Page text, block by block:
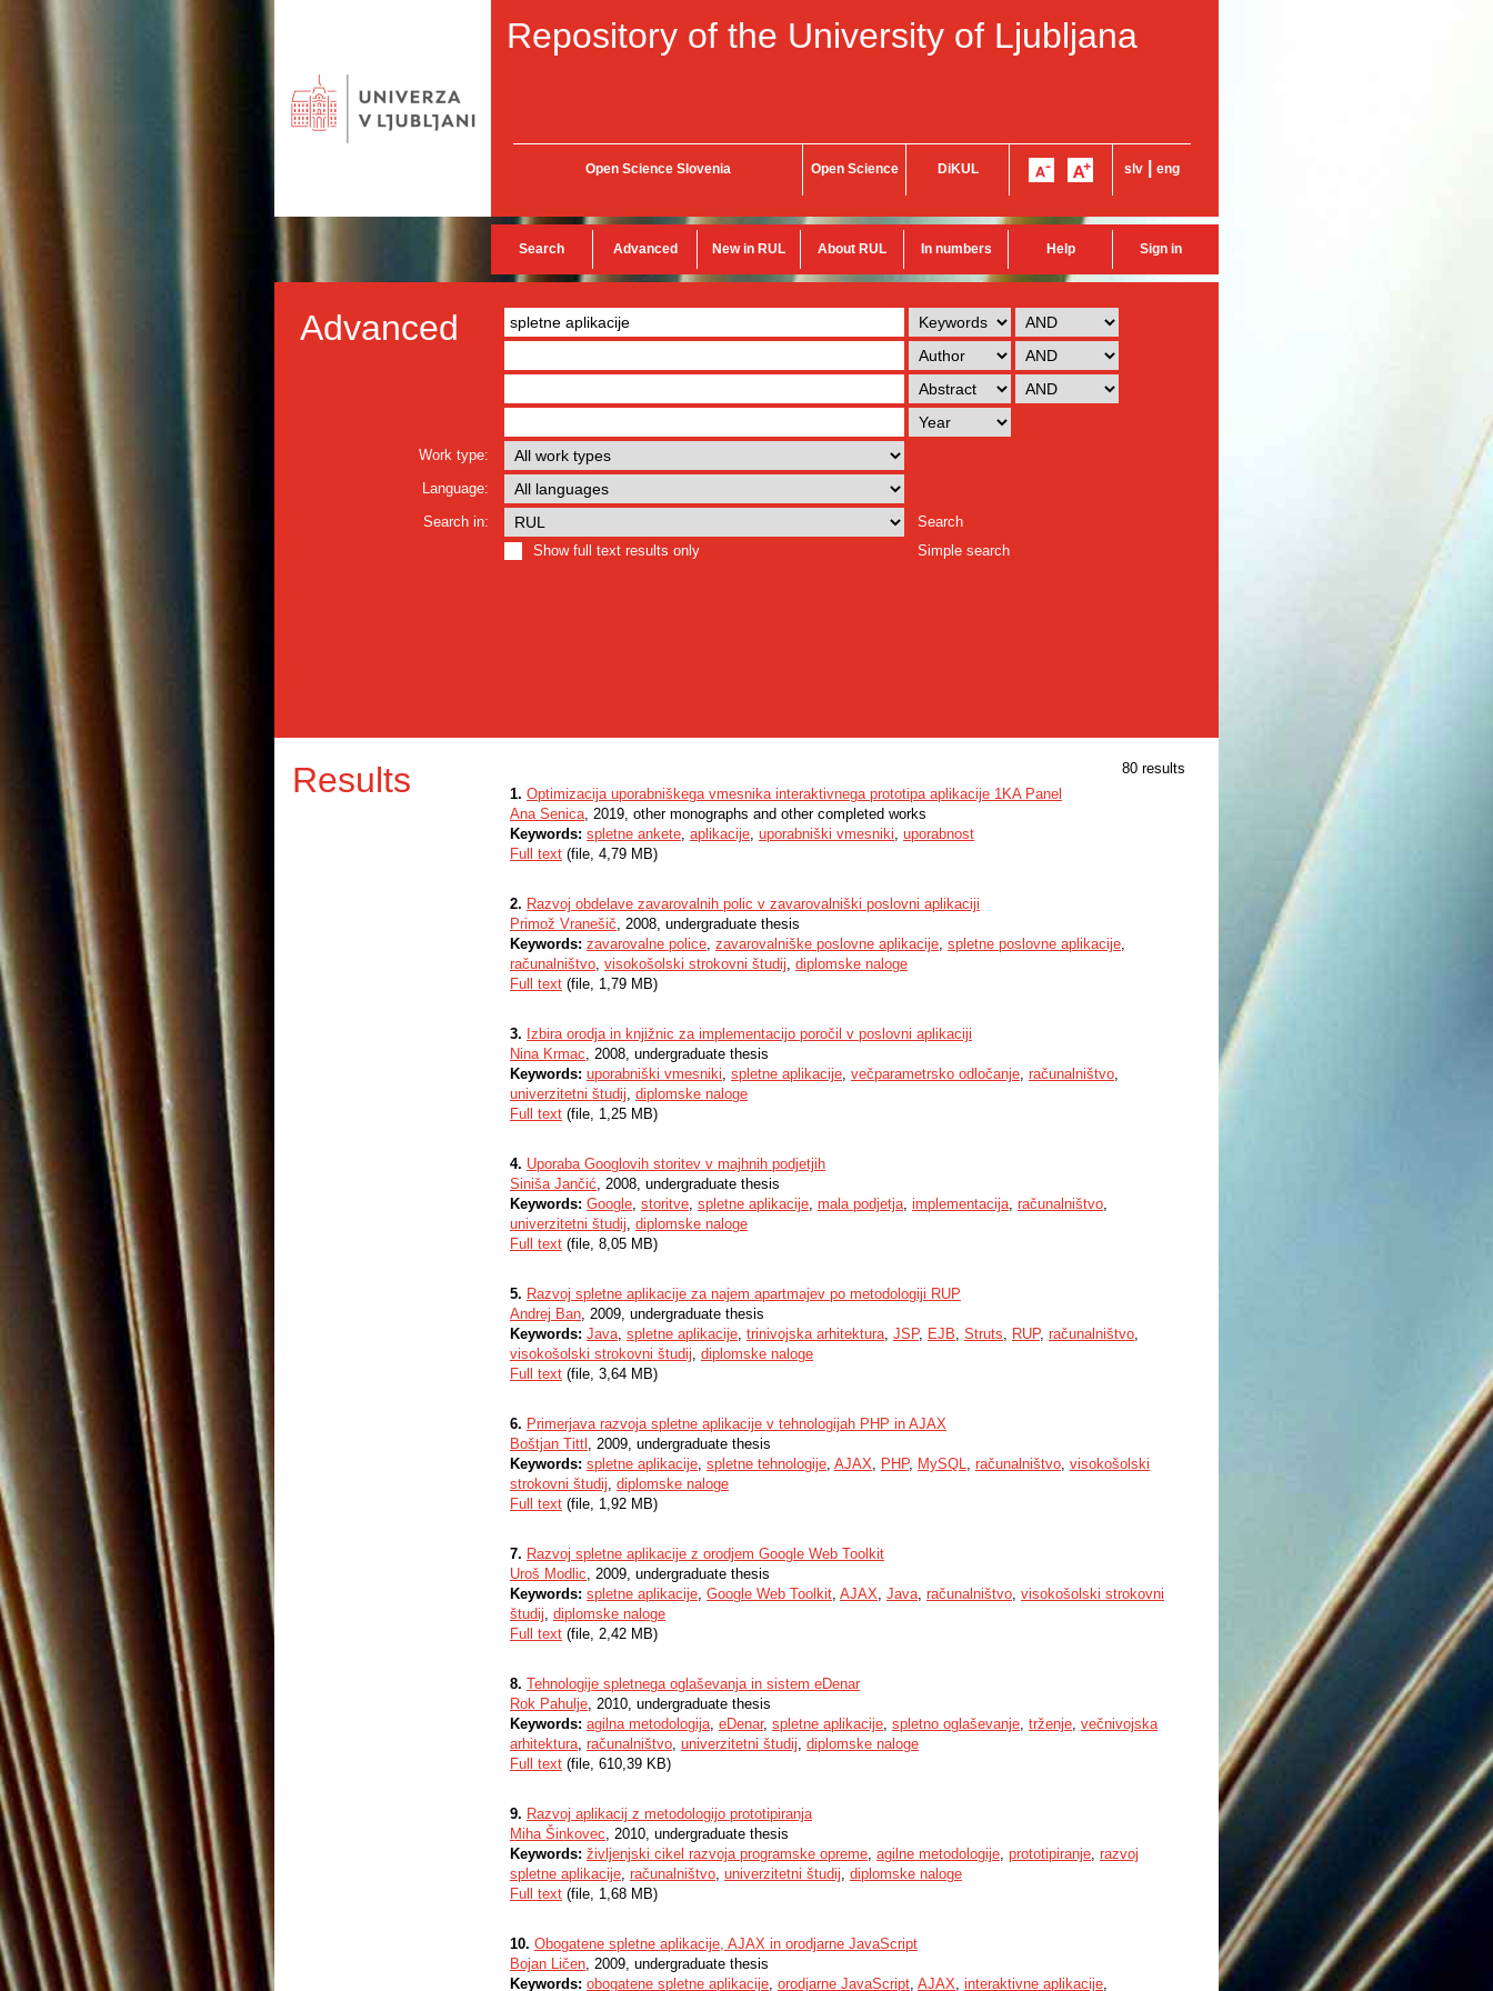
Repository of the University of Ljubljana
Open Science Slovenia Open Science DiKUL slv eng
Search Advanced New in RUL About RUL In numbers Help Sign in
Advanced
Work type:
Language:
Search in:
Search
Show full text results only
Simple search
Results
80 results
1. Optimizacija uporabniškega vmesnika interaktivnega prototipa aplikacije 1KA Panel
Ana Senica, 2019, other monographs and other completed works
Keywords: spletne ankete, aplikacije, uporabniški vmesniki, uporabnost
Full text (file, 4,79 MB)
2. Razvoj obdelave zavarovalnih polic v zavarovalniški poslovni aplikaciji
Primož Vranešič, 2008, undergraduate thesis
Keywords: zavarovalne police, zavarovalniške poslovne aplikacije, spletne poslovne aplikacije,
računalništvo, visokošolski strokovni študij, diplomske naloge
Full text (file, 1,79 MB)
3. Izbira orodja in knjižnic za implementacijo poročil v poslovni aplikaciji
Nina Krmac, 2008, undergraduate thesis
Keywords: uporabniški vmesniki, spletne aplikacije, večparametrsko odločanje, računalništvo,
univerzitetni študij, diplomske naloge
Full text (file, 1,25 MB)
4. Uporaba Googlovih storitev v majhnih podjetjih
Siniša Jančić, 2008, undergraduate thesis
Keywords: Google, storitve, spletne aplikacije, mala podjetja, implementacija, računalništvo,
univerzitetni študij, diplomske naloge
Full text (file, 8,05 MB)
5. Razvoj spletne aplikacije za najem apartmajev po metodologiji RUP
Andrej Ban, 2009, undergraduate thesis
Keywords: Java, spletne aplikacije, trinivojska arhitektura, JSP, EJB, Struts, RUP, računalništvo,
visokošolski strokovni študij, diplomske naloge
Full text (file, 3,64 MB)
6. Primerjava razvoja spletne aplikacije v tehnologijah PHP in AJAX
Boštjan Tittl , 2009, undergraduate thesis
Keywords: spletne aplikacije, spletne tehnologije, AJAX, PHP, MySQL, računalništvo, visokošolski
strokovni študij, diplomske naloge
Full text (file, 1,92 MB)
7. Razvoj spletne aplikacije z orodjem Google Web Toolkit
Uroš Modlic, 2009, undergraduate thesis
Keywords: spletne aplikacije, Google Web Toolkit, AJAX, Java, računalništvo, visokošolski strokovni
študij, diplomske naloge
Full text (file, 2,42 MB)
8. Tehnologije spletnega oglaševanja in sistem eDenar
Rok Pahulje, 2010, undergraduate thesis
Keywords: agilna metodologija, eDenar, spletne aplikacije, spletno oglaševanje, trženje, večnivojska
arhitektura, računalništvo, univerzitetni študij, diplomske naloge
Full text (file, 610,39 KB)
9. Razvoj aplikacij z metodologijo prototipiranja
Miha Šinkovec, 2010, undergraduate thesis
Keywords: življenjski cikel razvoja programske opreme, agilne metodologije, prototipiranje, razvoj
spletne aplikacije, računalništvo, univerzitetni študij, diplomske naloge
Full text (file, 1,68 MB)
10. Obogatene spletne aplikacije, AJAX in orodjarne JavaScript
Bojan Ličen, 2009, undergraduate thesis
Keywords: obogatene spletne aplikacije, orodjarne JavaScript, AJAX, interaktivne aplikacije,